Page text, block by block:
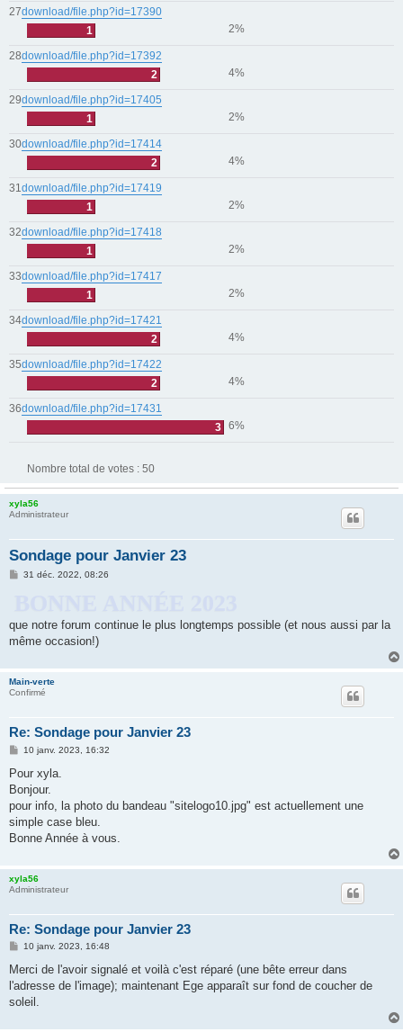
27download/file.php?id=17390
1
2%
28download/file.php?id=17392
2
4%
29download/file.php?id=17405
1
2%
30download/file.php?id=17414
2
4%
31download/file.php?id=17419
1
2%
32download/file.php?id=17418
1
2%
33download/file.php?id=17417
1
2%
34download/file.php?id=17421
2
4%
35download/file.php?id=17422
2
4%
36download/file.php?id=17431
3 6%
Nombre total de votes : 50
xyla56
Administrateur
Sondage pour Janvier 23
M
g
e
31 déc. 2022, 08:26
que notre forum continue le plus longtemps possible (et nous aussi par la
même occasion!)
Main-verte
Confirmé
Re: Sondage pour Janvier 23
M
s
a
g
10 janv. 2023, 16:32
Pour xyla.
Bonjour.
pour info, la photo du bandeau "sitelogo10.jpg" est actuellement une
simple case bleu.
Bonne Année à vous.
xyla56
Administrateur
Re: Sondage pour Janvier 23
M
s
a
g
10 janv. 2023, 16:48
Merci de l'avoir signalé et voilà c'est réparé (une bête erreur dans
l'adresse de l'image); maintenant Ege apparaît sur fond de coucher de
soleil.